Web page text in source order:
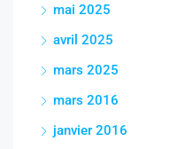
mai 2025
avril 2025
mars 2025
mars 2016
janvier 2016